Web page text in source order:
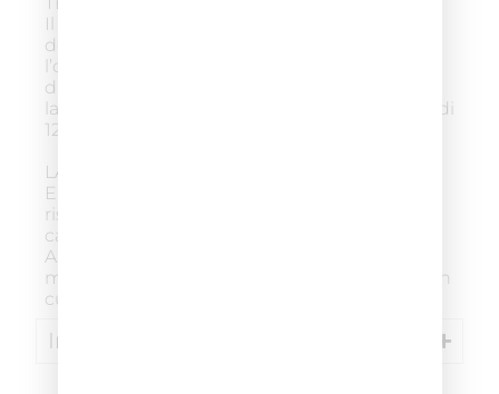
Il prodotto raggiunge un risultato ottimale
dopo 10 minuti di posa. A contatto con
l’ossigeno presente nell’aria la schiuma
diventa progressivamente più scura. Non
lasciare il prodotto in posa sui capelli per più di
12 minuti.
LAVAGGIO
Emulsionare con un po’ d’acqua. In doccia
risciacquare abbondantemente con acqua
calda fino a che l’acqua non diventa limpida.
Applicare FIX COLOR SHAMPOO e
massaggiare delicatamente. Risciacquare con
cura e asciugare.
Ingredienti